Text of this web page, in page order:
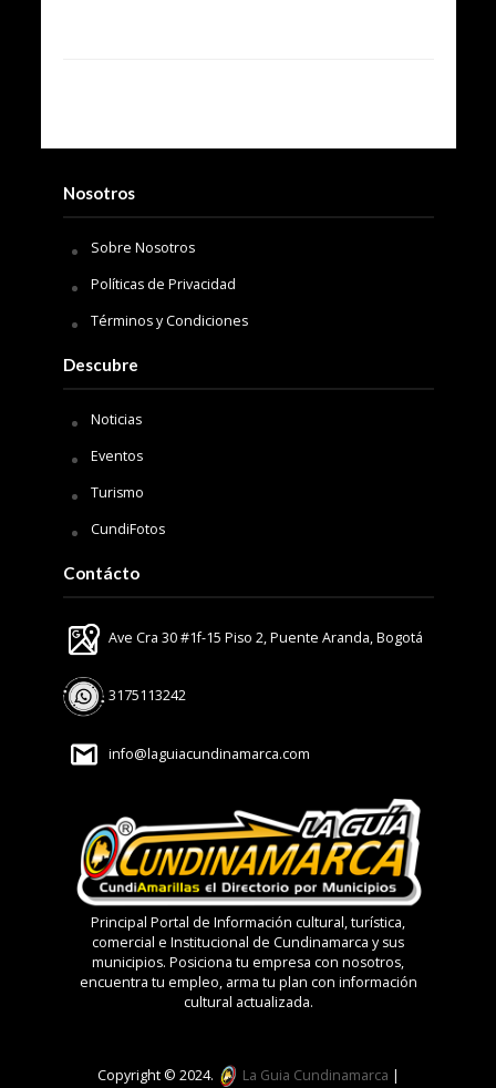
Nosotros
Sobre Nosotros
Políticas de Privacidad
Términos y Condiciones
Descubre
Noticias
Eventos
Turismo
CundiFotos
Contácto
Ave Cra 30 #1f-15 Piso 2, Puente Aranda, Bogotá
3175113242
info@laguiacundinamarca.com
Principal Portal de Información cultural, turística,
comercial e Institucional de Cundinamarca y sus
municipios. Posiciona tu empresa con nosotros,
encuentra tu empleo, arma tu plan con información
cultural actualizada.
Copyright © 2024. La Guia Cundinamarca |